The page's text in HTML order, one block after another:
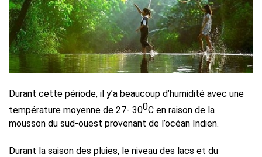
Durant cette période, il y’a beaucoup d’humidité avec une
température moyenne de 27- 300C en raison de la
mousson du sud-ouest provenant de l’océan Indien.
Durant la saison des pluies, le niveau des lacs et du